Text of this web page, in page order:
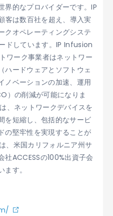
界的なプロバイダーです。IP
は数百社を超え、導入実
クオペレーティングシステ
ドしています。IP Infusion
ワーク事業者はネットワー
ハードウェアとソフトウェ
ノベーションの加速、運用
）の削減が可能になりま
、ネットワークデバイスを
を短縮し、包括的なサービ
の堅牢性を実現することが
、米国カリフォルニア州サ
社ACCESSの100%出資子会
す。